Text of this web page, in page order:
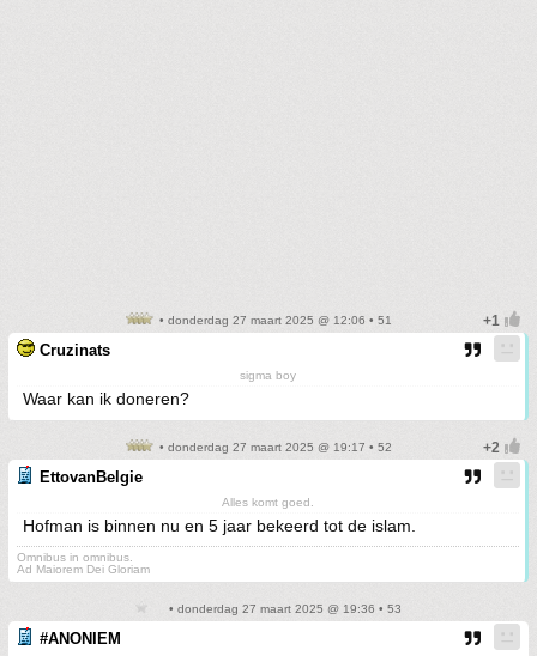
• donderdag 27 maart 2025 @ 12:06 • 51
Cruzinats
sigma boy
Waar kan ik doneren?
• donderdag 27 maart 2025 @ 19:17 • 52
EttovanBelgie
Alles komt goed.
Hofman is binnen nu en 5 jaar bekeerd tot de islam.
Omnibus in omnibus.
Ad Maiorem Dei Gloriam
• donderdag 27 maart 2025 @ 19:36 • 53
#ANONIEM